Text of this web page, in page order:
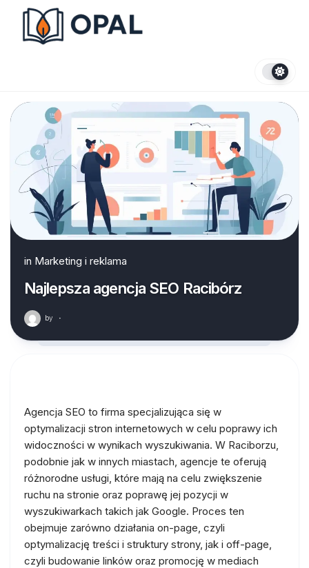
content
in Marketing i reklama
Najlepsza agencja SEO Racibórz
by ·
Agencja SEO to firma specjalizująca się w
optymalizacji stron internetowych w celu poprawy ich
widoczności w wynikach wyszukiwania. W Raciborzu,
podobnie jak w innych miastach, agencje te oferują
różnorodne usługi, które mają na celu zwiększenie
ruchu na stronie oraz poprawę jej pozycji w
wyszukiwarkach takich jak Google. Proces ten
obejmuje zarówno działania on-page, czyli
optymalizację treści i struktury strony, jak i off-page,
czyli budowanie linków oraz promocję w mediach